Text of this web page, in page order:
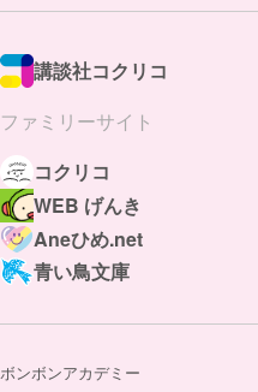
講談社コクリコ
ファミリーサイト
コクリコ
WEB げんき
Aneひめ.net
青い鳥文庫
ボンボンアカデミー